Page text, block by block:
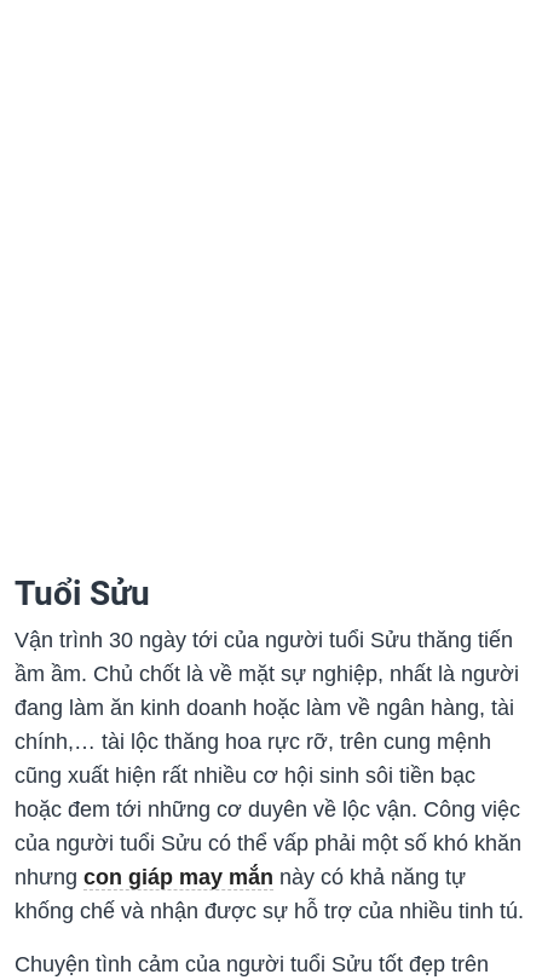
Tuổi Sửu
Vận trình 30 ngày tới của người tuổi Sửu thăng tiến
ầm ầm. Chủ chốt là về mặt sự nghiệp, nhất là người
đang làm ăn kinh doanh hoặc làm về ngân hàng, tài
chính,… tài lộc thăng hoa rực rỡ, trên cung mệnh
cũng xuất hiện rất nhiều cơ hội sinh sôi tiền bạc
hoặc đem tới những cơ duyên về lộc vận. Công việc
của người tuổi Sửu có thể vấp phải một số khó khăn
nhưng con giáp may mắn này có khả năng tự
khống chế và nhận được sự hỗ trợ của nhiều tinh tú.
Chuyện tình cảm của người tuổi Sửu tốt đẹp trên